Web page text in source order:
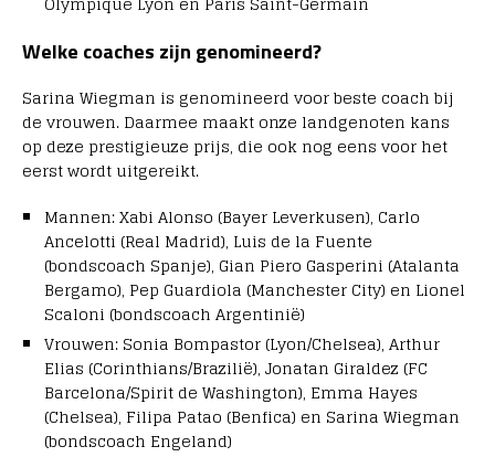
Welke coaches zijn genomineerd?
Sarina Wiegman is genomineerd voor beste coach bij
de vrouwen. Daarmee maakt onze landgenoten kans
op deze prestigieuze prijs, die ook nog eens voor het
eerst wordt uitgereikt.
Mannen: Xabi Alonso (Bayer Leverkusen), Carlo
Ancelotti (Real Madrid), Luis de la Fuente
(bondscoach Spanje), Gian Piero Gasperini (Atalanta
Bergamo), Pep Guardiola (Manchester City) en Lionel
Scaloni (bondscoach Argentinië)
Vrouwen: Sonia Bompastor (Lyon/Chelsea), Arthur
Elias (Corinthians/Brazilië), Jonatan Giraldez (FC
Barcelona/Spirit de Washington), Emma Hayes
(Chelsea), Filipa Patao (Benfica) en Sarina Wiegman
(bondscoach Engeland)